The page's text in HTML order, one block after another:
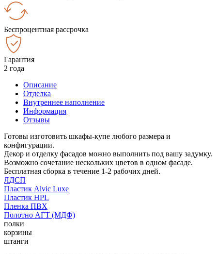
Беспроцентная рассрочка
Гарантия
2 года
Описание
Отделка
Внутреннее наполнение
Информация
Отзывы
Готовы изготовить шкафы-купе любого размера и
конфигурации.
Декор и отделку фасадов можно выполнить под вашу задумку.
Возможно сочетание нескольких цветов в одном фасаде.
Бесплатная сборка в течение 1-2 рабочих дней.
ЛДСП
Пластик Alvic Luxe
Пластик HPL
Пленка ПВХ
Полотно АГТ (МДФ)
полки
корзины
штанги